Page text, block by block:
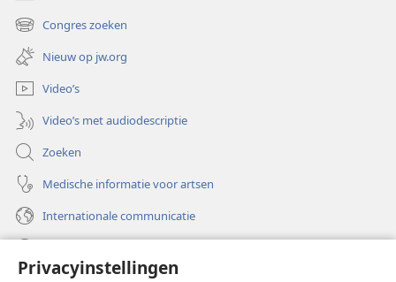
Privacyinstellingen
nieuw
venster)
Congres zoeken
(opent
nieuw
venster)
Nieuw op jw.org
Video’s
Video’s met audiodescriptie
Zoeken
Medische informatie voor artsen
Internationale communicatie